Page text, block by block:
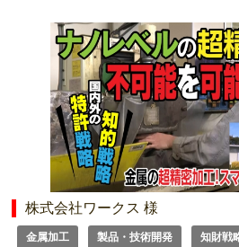
株式会社ワークス 様
金属加工 製品・技術開発 知財戦